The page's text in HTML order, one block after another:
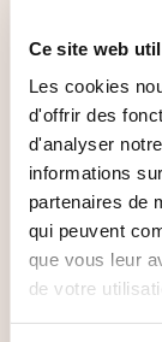
Ce site web
Les cookies
d'offrir des
d'analyser
informations
partenaires de
qui peuvent
que vous leur
de votre
Lieu de la
46 rue du
Horaires
De 9h à 12h et